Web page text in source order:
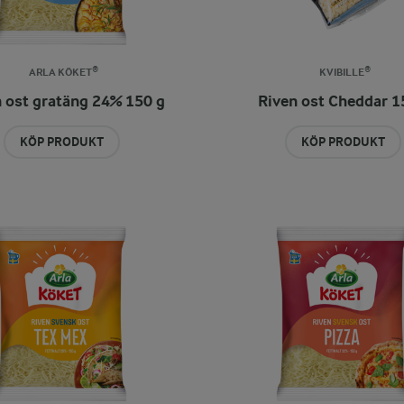
ARLA KÖKET®
ost gratäng 24% 150 g
KÖP PRODUKT
KVIBILLE®
Riven ost Cheddar
KÖP PRODUKT